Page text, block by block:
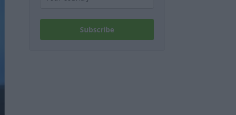
Subscribe